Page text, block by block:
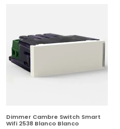
Dimmer Cambre Switch Smart
Wifi 2538 Blanco Blanco